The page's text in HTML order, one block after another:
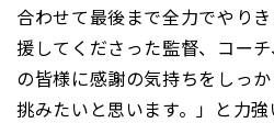
合わせて最後まで全力でやり
援してくださった監督、コー
の皆様に感謝の気持ちをしっ
挑みたいと思います。」と力